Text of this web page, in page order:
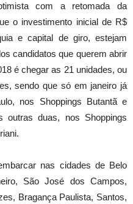
com a retomada da
o investimento inicial de R$
e capital de giro, estejam
candidatos que querem abrir
é chegar as 21 unidades, ou
sendo que só em janeiro já
nos Shoppings Butantã e
outras duas, nos Shoppings
nas cidades de Belo
São José dos Campos,
Bragança Paulista, Santos,